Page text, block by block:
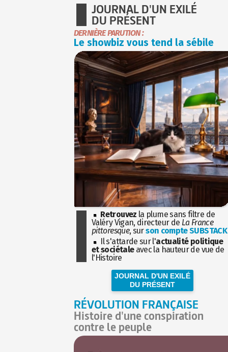
JOURNAL D'UN EXILÉ
DU PRÉSENT
DERNIÈRE PARUTION :
Le showbiz vous tend la sébile
Retrouvez la plume sans filtre de
Valéry Vigan, directeur de La France
pittoresque, surson compte SUBSTACK
Il s'attarde sur l'actualité politique
et sociétaleavec la hauteur de vue de
l'Histoire
JOURNAL D'UN EXILÉ
DU PRÉSENT
RÉVOLUTION FRANÇAISE
Histoire d'une conspiration
contre le peuple